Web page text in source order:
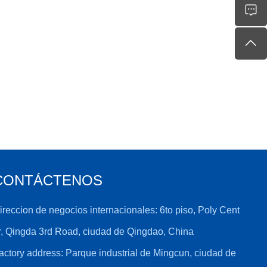
de negocios internacionales: 6to piso, Poly Cent
Qingda 3rd Road, ciudad de Qingdao, China
address: Parque industrial de Mingcun, ciudad de